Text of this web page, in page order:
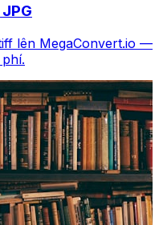
lên MegaConvert.io —